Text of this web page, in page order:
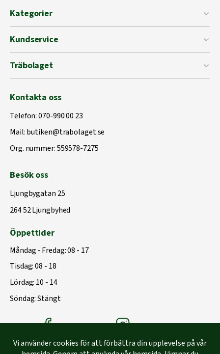
Kategorier
Kundservice
Träbolaget
Kontakta oss
Telefon:070-990 00 23
Mail:butiken@trabolaget.se
Org. nummer: 559578-7275
Besök oss
Ljungbygatan 25
264 52 Ljungbyhed
Öppettider
Måndag - Fredag: 08 - 17
Tisdag: 08 - 18
Lördag: 10 - 14
Söndag: Stängt
Träbolagets FacebookTräbolagets instagram